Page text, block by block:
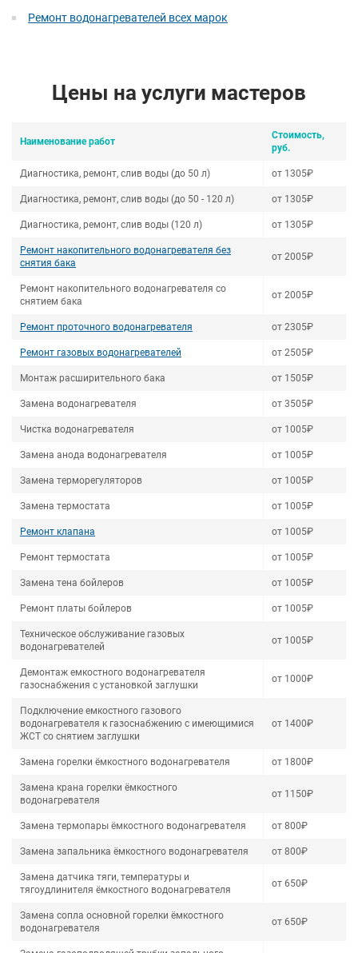
Ремонт водонагревателей всех марок
Цены на услуги мастеров
Наименование работ
Стоимость,
руб.
Диагностика, ремонт, слив воды (до 50 л) от 1305₽
Диагностика, ремонт, слив воды (до 50 - 120 л) от 1305₽
Диагностика, ремонт, слив воды (120 л) от 1305₽
Ремонт накопительного водонагревателя без
снятия бака
от 2005₽
Ремонт накопительного водонагревателя со
снятием бака
от 2005₽
Ремонт проточного водонагревателя от 2305₽
Ремонт газовых водонагревателей от 2505₽
Монтаж расширительного бака от 1505₽
Замена водонагревателя от 3505₽
Чистка водонагревателя от 1005₽
Замена анода водонагревателя от 1005₽
Замена терморегуляторов от 1005₽
Замена термостата от 1005₽
Ремонт клапана от 1005₽
Ремонт термостата от 1005₽
Замена тена бойлеров от 1005₽
Ремонт платы бойлеров от 1005₽
Техническое обслуживание газовых
водонагревателей
от 1005₽
Демонтаж емкостного водонагревателя
газоснабжения с установкой заглушки
от 1000₽
Подключение емкостного газового
водонагревателя к газоснабжению с имеющимися
ЖСТ со снятием заглушки
от 1400₽
Замена горелки ёмкостного водонагревателя от 1800₽
Замена крана горелки ёмкостного
водонагревателя
от 1150₽
Замена термопары ёмкостного водонагревателя от 800₽
Замена запальника ёмкостного водонагревателя от 800₽
Замена датчика тяги, температуры и
тягоудлинителя ёмкостного водонагревателя
от 650₽
Замена сопла основной горелки ёмкостного
водонагревателя
от 650₽